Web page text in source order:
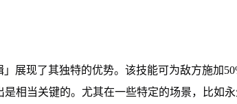
展现了其独特的优势。该技能可为敌方施加
相当关键的。尤其在一些特定的场景，比如